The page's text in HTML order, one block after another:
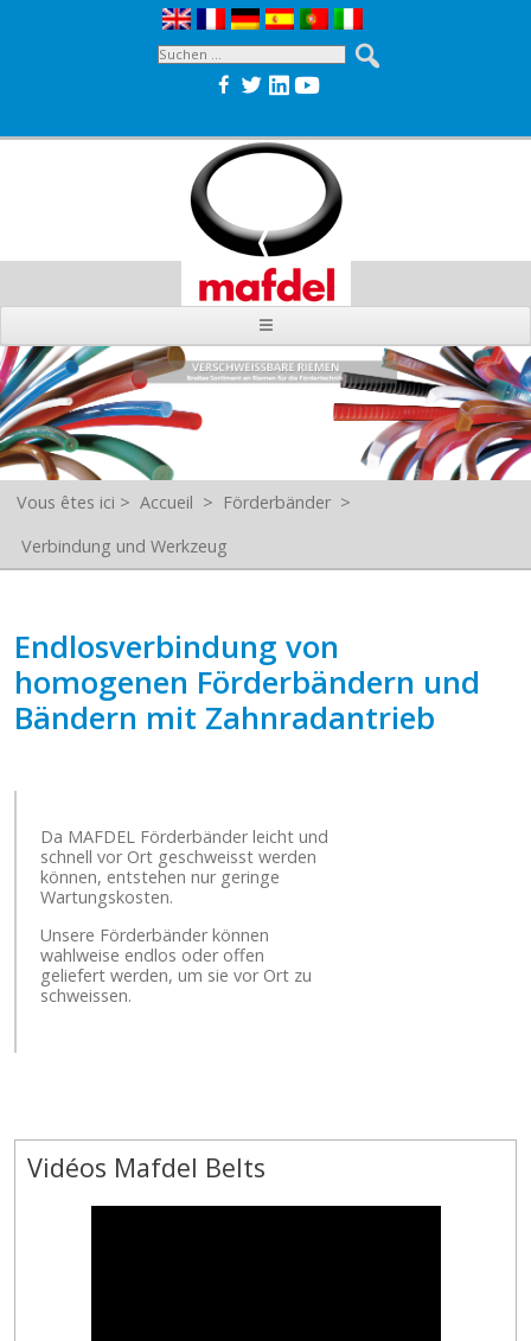
Vous êtes ici > Accueil > Förderbänder >
Verbindung und Werkzeug
Endlosverbindung von
homogenen Förderbändern und
Bändern mit Zahnradantrieb
Da MAFDEL Förderbänder leicht und
schnell vor Ort geschweisst werden
können, entstehen nur geringe
Wartungskosten.
Unsere Förderbänder können
wahlweise endlos oder offen
geliefert werden, um sie vor Ort zu
schweissen.
Vidéos Mafdel Belts